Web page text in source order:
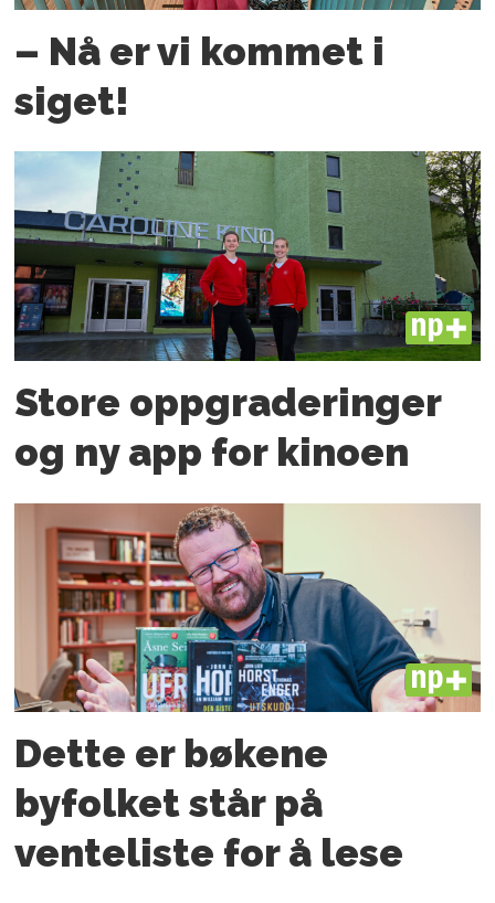
– Nå er vi kommet i
siget!
PLUS
Store oppgraderinger
og ny app for kinoen
PLUS
Dette er bøkene
byfolket står på
venteliste for å lese